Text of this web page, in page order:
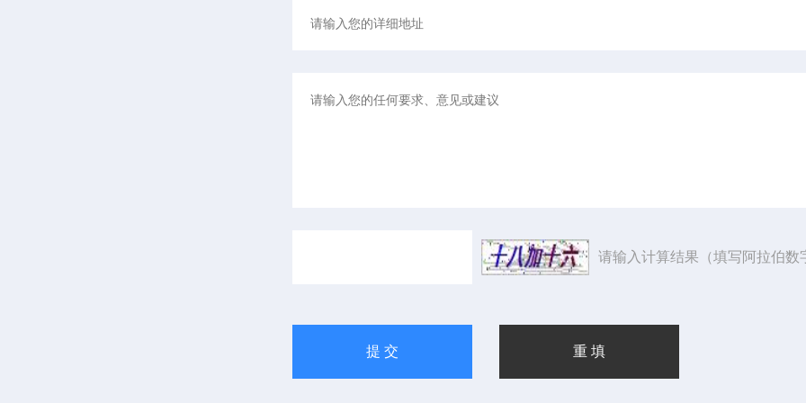
请输入计算结果（填写阿拉伯数